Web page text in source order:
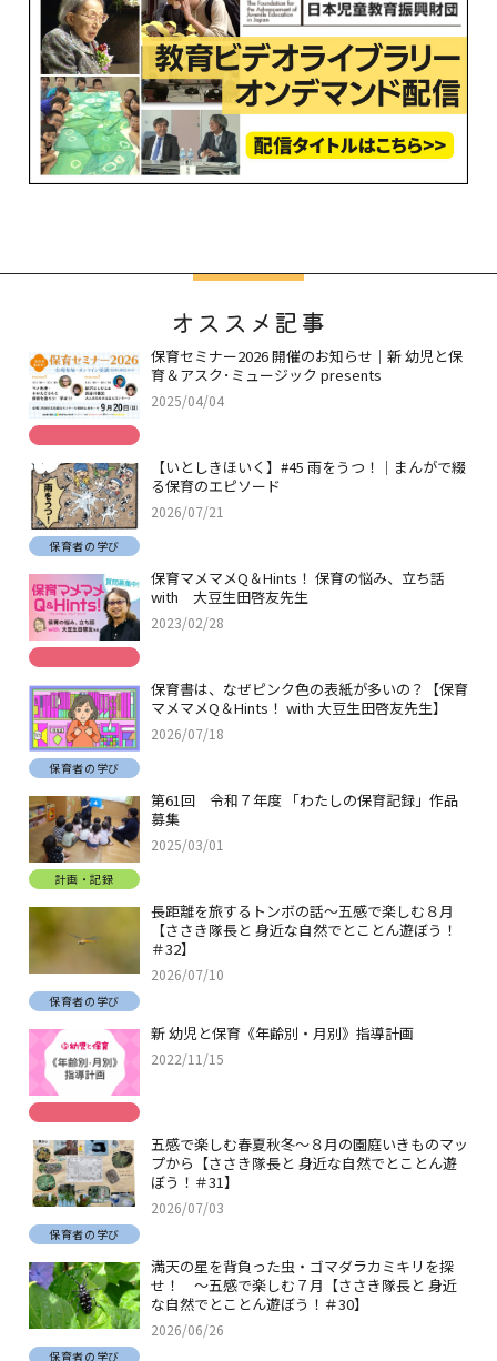
オススメ記事
保育セミナー2026 開催のお知らせ｜新 幼児と保
育＆アスク･ミュージック presents
2025/04/04
【いとしきほいく】#45 雨をうつ！｜まんがで綴
る保育のエピソード
2026/07/21
保育者の学び
保育マメマメQ＆Hints！ 保育の悩み、立ち話
with 大豆生田啓友先生
2023/02/28
保育書は、なぜピンク色の表紙が多いの？【保育
マメマメQ＆Hints！ with 大豆生田啓友先生】
2026/07/18
保育者の学び
第61回 令和７年度 「わたしの保育記録」作品
募集
2025/03/01
計画・記録
長距離を旅するトンボの話～五感で楽しむ８月
【ささき隊長と 身近な自然でとことん遊ぼう！
＃32】
2026/07/10
保育者の学び
新 幼児と保育《年齢別・月別》指導計画
2022/11/15
五感で楽しむ春夏秋冬～８月の園庭いきものマッ
プから【ささき隊長と 身近な自然でとことん遊
ぼう！＃31】
2026/07/03
保育者の学び
満天の星を背負った虫・ゴマダラカミキリを探
せ！ ～五感で楽しむ７月【ささき隊長と 身近
な自然でとことん遊ぼう！＃30】
2026/06/26
保育者の学び